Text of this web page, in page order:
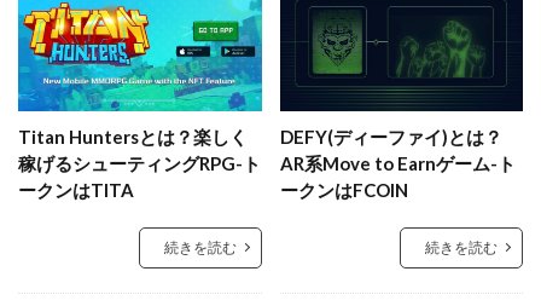
Titan Huntersとは？楽しく
稼げるシューティングRPG-ト
ークンはTITA
続きを読む
DEFY(ディーファイ)とは？
AR系Move to Earnゲーム-ト
ークンはFCOIN
続きを読む